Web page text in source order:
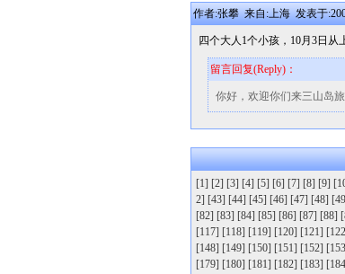
作者:张攀 来自:上海 发表于
四个大人1个小孩，10月3日
留言回复(Reply)：
你好，欢迎你们来三山岛
[1] [2] [3] [4] [5] [6] [7] [8] [9]
2] [43] [44] [45] [46] [47] [48]
[82] [83] [84] [85] [86] [87] [88]
[117] [118] [119] [120] [121]
[148] [149] [150] [151] [152]
[179] [180] [181] [182] [183]